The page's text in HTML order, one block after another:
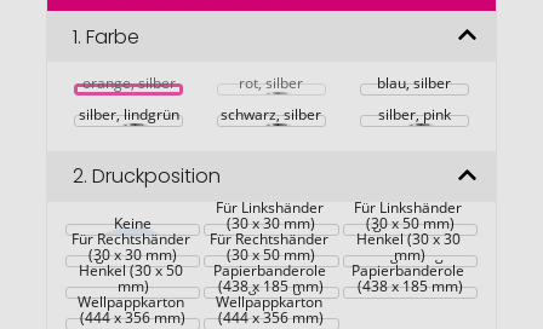
Bildgalerie
1. Farbe
orange, silber rot, silber
blau, silber
silber, lindgrün
schwarz, silber silber, pink
2. Druckposition
Keine
Für Linkshänder
(30 x 30 mm)
Für Linkshänder
(30 x 50 mm)
Für Rechtshänder
(30 x 30 mm)
Für Rechtshänder
(30 x 50 mm)
Gegenüber vom
Henkel (30 x 30
mm)
Gegenüber vom
Henkel (30 x 50
mm)
Maßgefertigte
Kraft-
Papierbanderole
(438 x 185 mm)
Maßgefertigte
Papierbanderole
(438 x 185 mm)
Maßgefertigter
Kraft-
Wellpappkarton
(444 x 356 mm)
Maßgefertigter
Wellpappkarton
(444 x 356 mm)